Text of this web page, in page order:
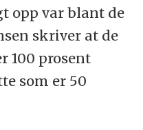
opp var blant de
skriver at de
100 prosent
som er 50